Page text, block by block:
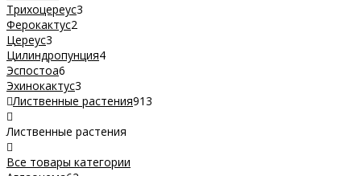
Трихоцереус3
Ферокактус2
Цереус3
Цилиндропунция4
Эспостоа6
Эхинокактус3
Лиственные растения913
Лиственные растения
Все товары категории